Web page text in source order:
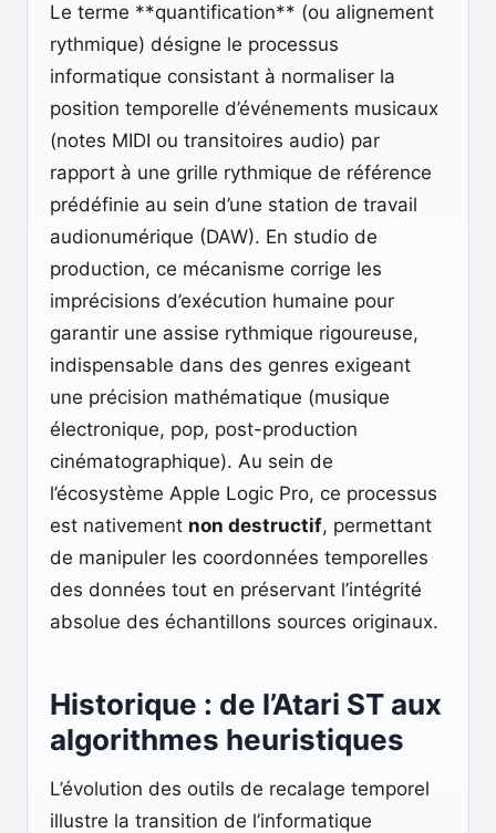
Le terme **quantification** (ou alignement
rythmique) désigne le processus
informatique consistant à normaliser la
position temporelle d’événements musicaux
(notes MIDI ou transitoires audio) par
rapport à une grille rythmique de référence
prédéfinie au sein d’une station de travail
audionumérique (DAW). En studio de
production, ce mécanisme corrige les
imprécisions d’exécution humaine pour
garantir une assise rythmique rigoureuse,
indispensable dans des genres exigeant
une précision mathématique (musique
électronique, pop, post-production
cinématographique). Au sein de
l’écosystème Apple Logic Pro, ce processus
est nativement non destructif, permettant
de manipuler les coordonnées temporelles
des données tout en préservant l’intégrité
absolue des échantillons sources originaux.
Historique : de l’Atari ST aux
algorithmes heuristiques
L’évolution des outils de recalage temporel
illustre la transition de l’informatique